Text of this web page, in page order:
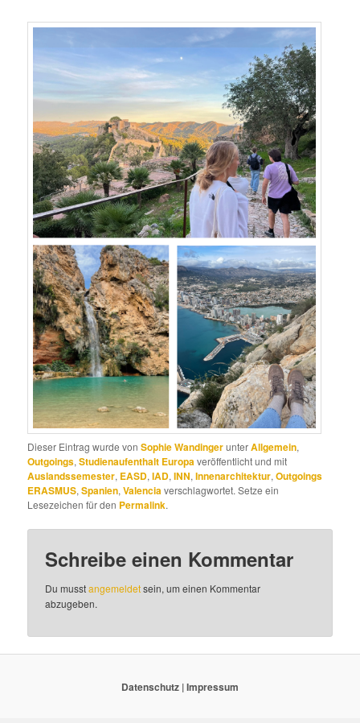
Dieser Eintrag wurde vonSophie WandingerunterAllgemein,
Outgoings,Studienaufenthalt Europaveröffentlicht und mit
Auslandssemester, EASD,IAD,INN,Innenarchitektur,Outgoings
ERASMUS,Spanien,Valenciaverschlagwortet. Setze ein
Lesezeichen für den Permalink.
Schreibe einen Kommentar
Du musstangemeldetsein, um einen Kommentar
abzugeben.
Datenschutz |Impressum